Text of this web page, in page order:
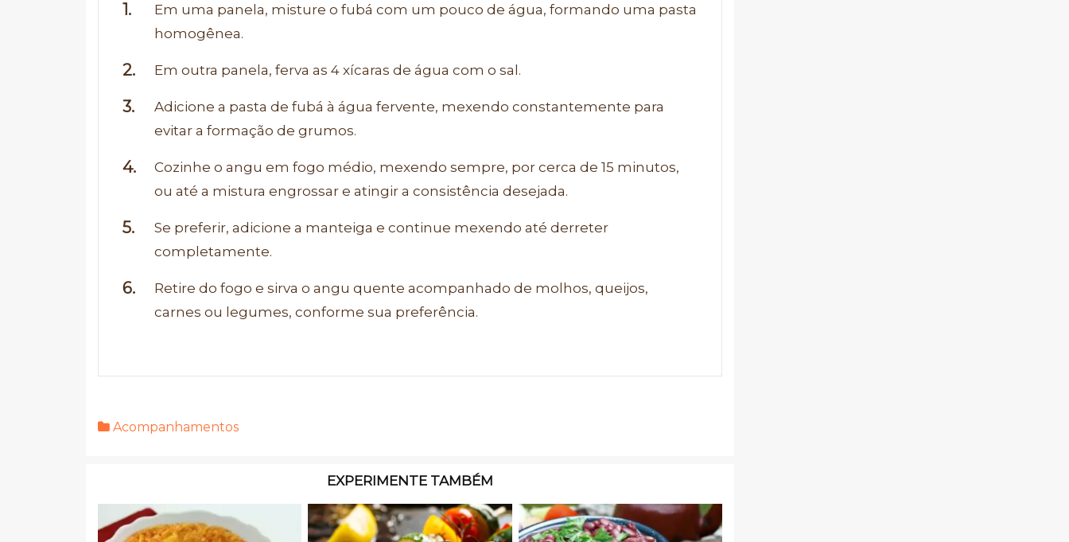
Em uma panela, misture o fubá com um pouco de água, formando uma pasta
homogênea.
Em outra panela, ferva as 4 xícaras de água com o sal.
Adicione a pasta de fubá à água fervente, mexendo constantemente para
evitar a formação de grumos.
Cozinhe o angu em fogo médio, mexendo sempre, por cerca de 15 minutos,
ou até a mistura engrossar e atingir a consistência desejada.
Se preferir, adicione a manteiga e continue mexendo até derreter
completamente.
Retire do fogo e sirva o angu quente acompanhado de molhos, queijos,
carnes ou legumes, conforme sua preferência.
Acompanhamentos
EXPERIMENTE TAMBÉM